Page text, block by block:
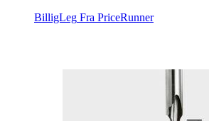
BilligLeg Fra PriceRunner